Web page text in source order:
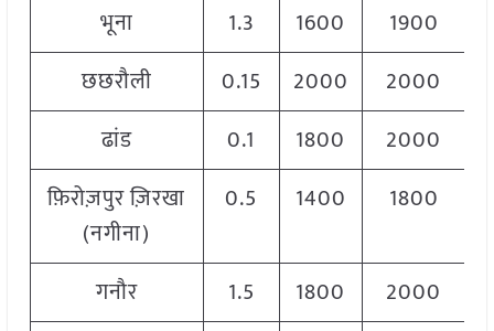
भूना
1.3 1600 1900
छछरौली
0.15 2000 2000
ढांड
0.1 1800 2000
फ़िरोज़पुर ज़िरखा
(नगीना)
0.5 1400 1800
गनौर 1.5 1800 2000